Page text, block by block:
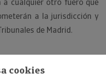
a cualquier otro fuero que
a la jurisdicción y
de Madrid.
cookies